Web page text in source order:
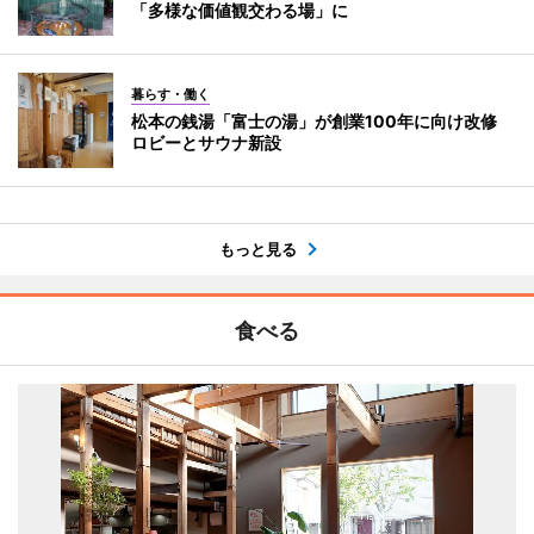
「多様な価値観交わる場」に
暮らす・働く
松本の銭湯「富士の湯」が創業100年に向け改修
ロビーとサウナ新設
もっと見る
食べる